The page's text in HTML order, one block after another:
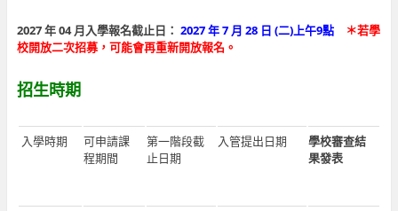
2027 年 04 月入學報名截止日： 2027 年 7 月 28 日 (二)上午9點＊若學
校開放二次招募，可能會再重新開放報名。
招生時期
入學時期
可申請課
程期間
第一階段截
止日期
入管提出日期
學校審查結
果發表